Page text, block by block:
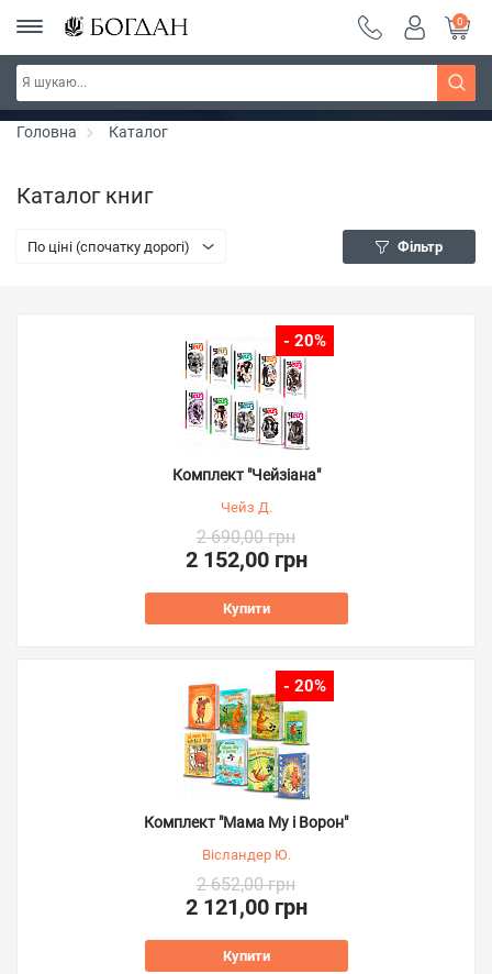
РОЗПРОДАЖ ~ 150 грн ~ 200 грн ~ 250 грн ~
300 грн ~ РОЗПРОДАЖ
Дізнатись більше
0
Головна Каталог
Каталог книг
По ціні (спочатку дорогі) Фільтр
- 20%
Комплект "Чейзіана"
Чейз Д.
2 690,00 грн
2 152,00 грн
Купити
- 20%
Комплект "Мама Му і Ворон"
Вісландер Ю.
2 652,00 грн
2 121,00 грн
Купити